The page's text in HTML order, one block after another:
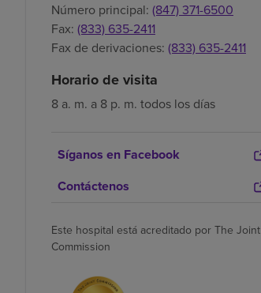
Número principal: (847) 371-6500
Fax: (833) 635-2411
Fax de derivaciones: (833) 635-2411
Horario de visita
8 a. m. a 8 p. m. todos los días
Síganos en Facebook
Contáctenos
Este hospital está acreditado por The Joint
Commission